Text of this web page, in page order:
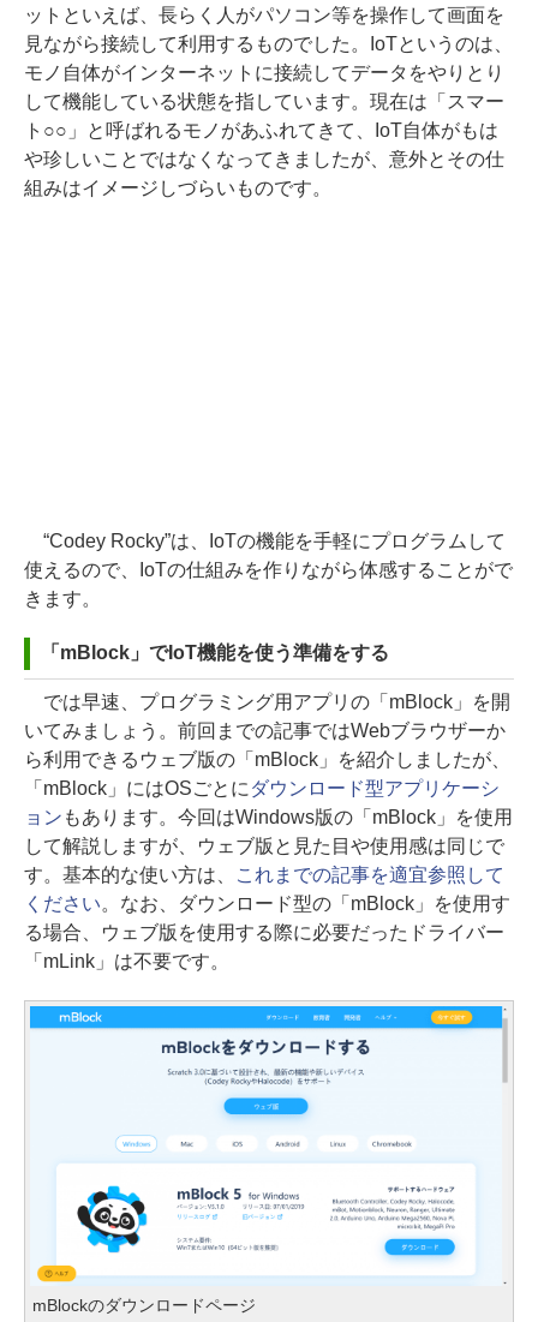
ットといえば、長らく人がパソコン等を操作して画面を
見ながら接続して利用するものでした。IoTというのは、
モノ自体がインターネットに接続してデータをやりとり
して機能している状態を指しています。現在は「スマー
ト○○」と呼ばれるモノがあふれてきて、IoT自体がもは
や珍しいことではなくなってきましたが、意外とその仕
組みはイメージしづらいものです。
“Codey Rocky”は、IoTの機能を手軽にプログラムして
使えるので、IoTの仕組みを作りながら体感することがで
きます。
「mBlock」でIoT機能を使う準備をする
では早速、プログラミング用アプリの「mBlock」を開
いてみましょう。前回までの記事ではWebブラウザーか
ら利用できるウェブ版の「mBlock」を紹介しましたが、
「mBlock」にはOSごとに ダウンロード型アプリケーシ
ョン もあります。今回はWindows版の「mBlock」を使用
して解説しますが、ウェブ版と見た目や使用感は同じで
す。基本的な使い方は、
これまでの記事を適宜参照して
ください。なお、ダウンロード型の「mBlock」を使用す
る場合、ウェブ版を使用する際に必要だったドライバー
「mLink」は不要です。
mBlockのダウンロードページ